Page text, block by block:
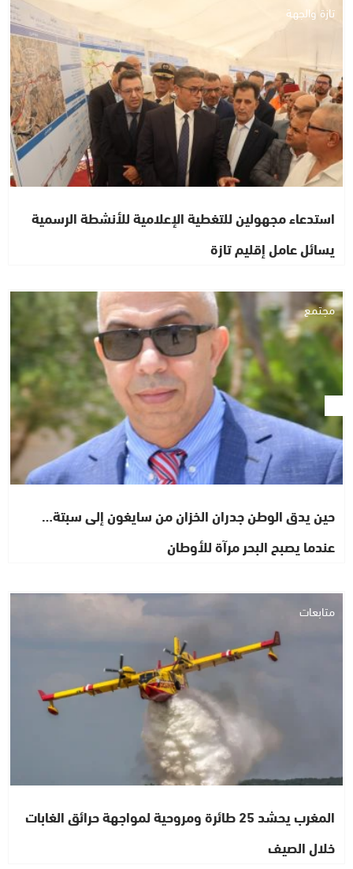
تازة والجهة
استدعاء مجهولين للتغطية الإعلامية للأنشطة الرسمية
يسائل عامل إقليم تازة
مجتمع
حين يدق الوطن جدران الخزان من سايغون إلى سبتة…
عندما يصبح البحر مرآة للأوطان
متابعات
المغرب يحشد 25 طائرة ومروحية لمواجهة حرائق الغابات
خلال الصيف